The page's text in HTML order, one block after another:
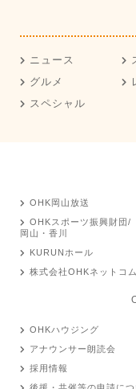
ニュース
グルメ
スペシャル
OHK岡山放送
OHKスポーツ振興財団/
岡山・香川
KURUNホール
株式会社OHKネットコム
OHKハウジング
アナウンサー朗読会
採用情報